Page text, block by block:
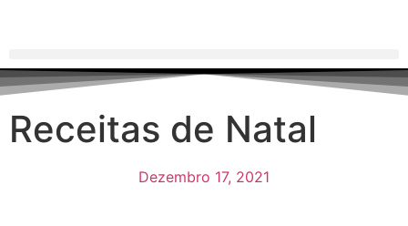
Receitas de Natal
Dezembro 17, 2021